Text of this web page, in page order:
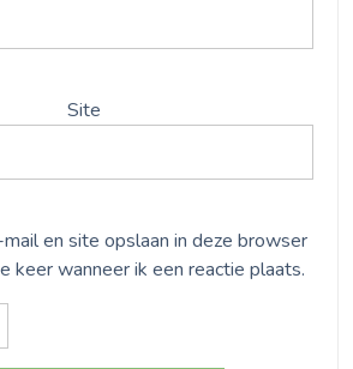
Site
en site opslaan in deze browser
keer wanneer ik een reactie plaats.